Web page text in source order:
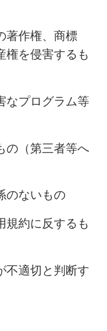
作権、商標
権を侵害するも
プログラム等
（第三者等へ
ないもの
約に反するも
適切と判断す